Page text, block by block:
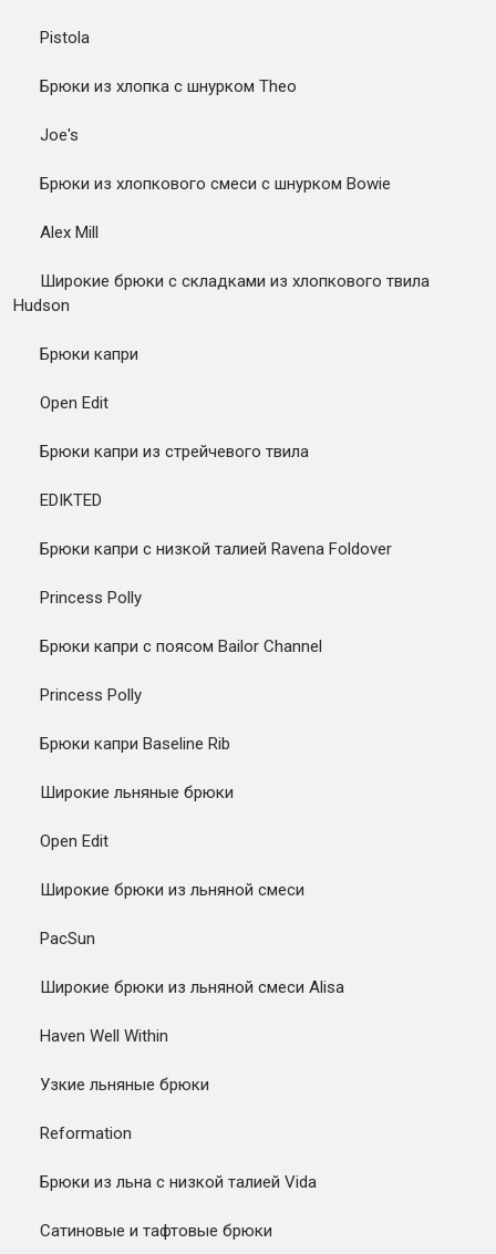
Pistola
Брюки из хлопка с шнурком Theo
Joe's
Брюки из хлопкового смеси с шнурком Bowie
Alex Mill
Широкие брюки с складками из хлопкового твила
Hudson
Брюки капри
Open Edit
Брюки капри из стрейчевого твила
EDIKTED
Брюки капри с низкой талией Ravena Foldover
Princess Polly
Брюки капри с поясом Bailor Channel
Princess Polly
Брюки капри Baseline Rib
Широкие льняные брюки
Open Edit
Широкие брюки из льняной смеси
PacSun
Широкие брюки из льняной смеси Alisa
Haven Well Within
Узкие льняные брюки
Reformation
Брюки из льна с низкой талией Vida
Сатиновые и тафтовые брюки